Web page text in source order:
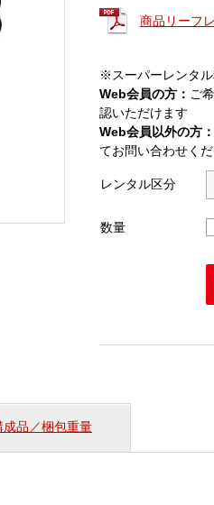
商品リーフ
※スーパーレンタ
Web会員の方： ご
認いただけます
Web会員以外の方：
てお問い合わせく
レンタル区分
数量
成品／梱包重量